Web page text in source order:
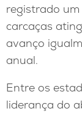
registrado
carcaças
avanço
anual.
Entre os
liderança do